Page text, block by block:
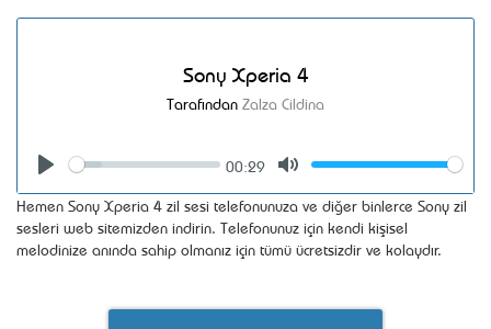
Sony Xperia 4
Tarafından Zalza Cildina
Seek
00:29
Volume
Hemen Sony Xperia 4 zil sesi telefonunuza ve diğer binlerce Sony zil
sesleri web sitemizden indirin. Telefonunuz için kendi kişisel
melodinize anında sahip olmanız için tümü ücretsizdir ve kolaydır.